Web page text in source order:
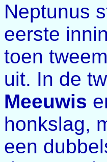
Neptunus
eerste
toen
uit. In de
Meeuwis
honkslag,
een